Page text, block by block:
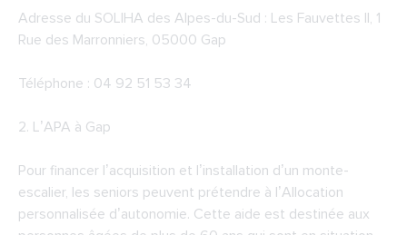
Adresse du SOLIHA des Alpes-du-Sud : Les Fauvettes II, 1
Rue des Marronniers, 05000 Gap
Téléphone : 04 92 51 53 34
2. L’APA à Gap
Pour financer l’acquisition et l’installation d’un monte-
escalier, les seniors peuvent prétendre à l’Allocation
personnalisée d’autonomie. Cette aide est destinée aux